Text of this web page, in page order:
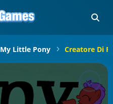
My Little Pony Creatore Di